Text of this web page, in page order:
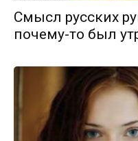
Смысл русских
почему-то был